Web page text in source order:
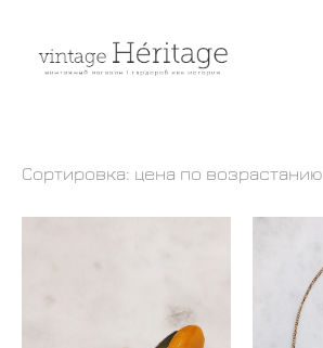
Сортировка: цена по возрастанию